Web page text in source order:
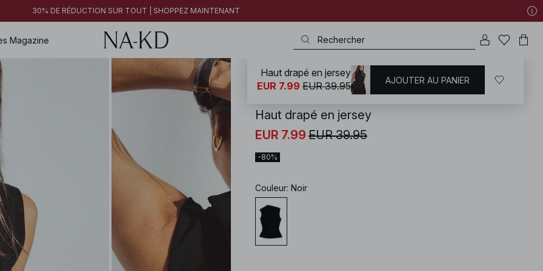
30% DE RÉDUCTION SUR TOUT | SHOPPEZ MAINTENANT
Magazine
NA-KD / T-shirts | Tops / Hauts sans manches
Haut drapé en jersey
EUR 7.99 EUR 39.95
-80%
Couleur: Noir
Haut drapé en jersey
EUR 7.99 EUR 39.95 AJOUTER AU PANIER